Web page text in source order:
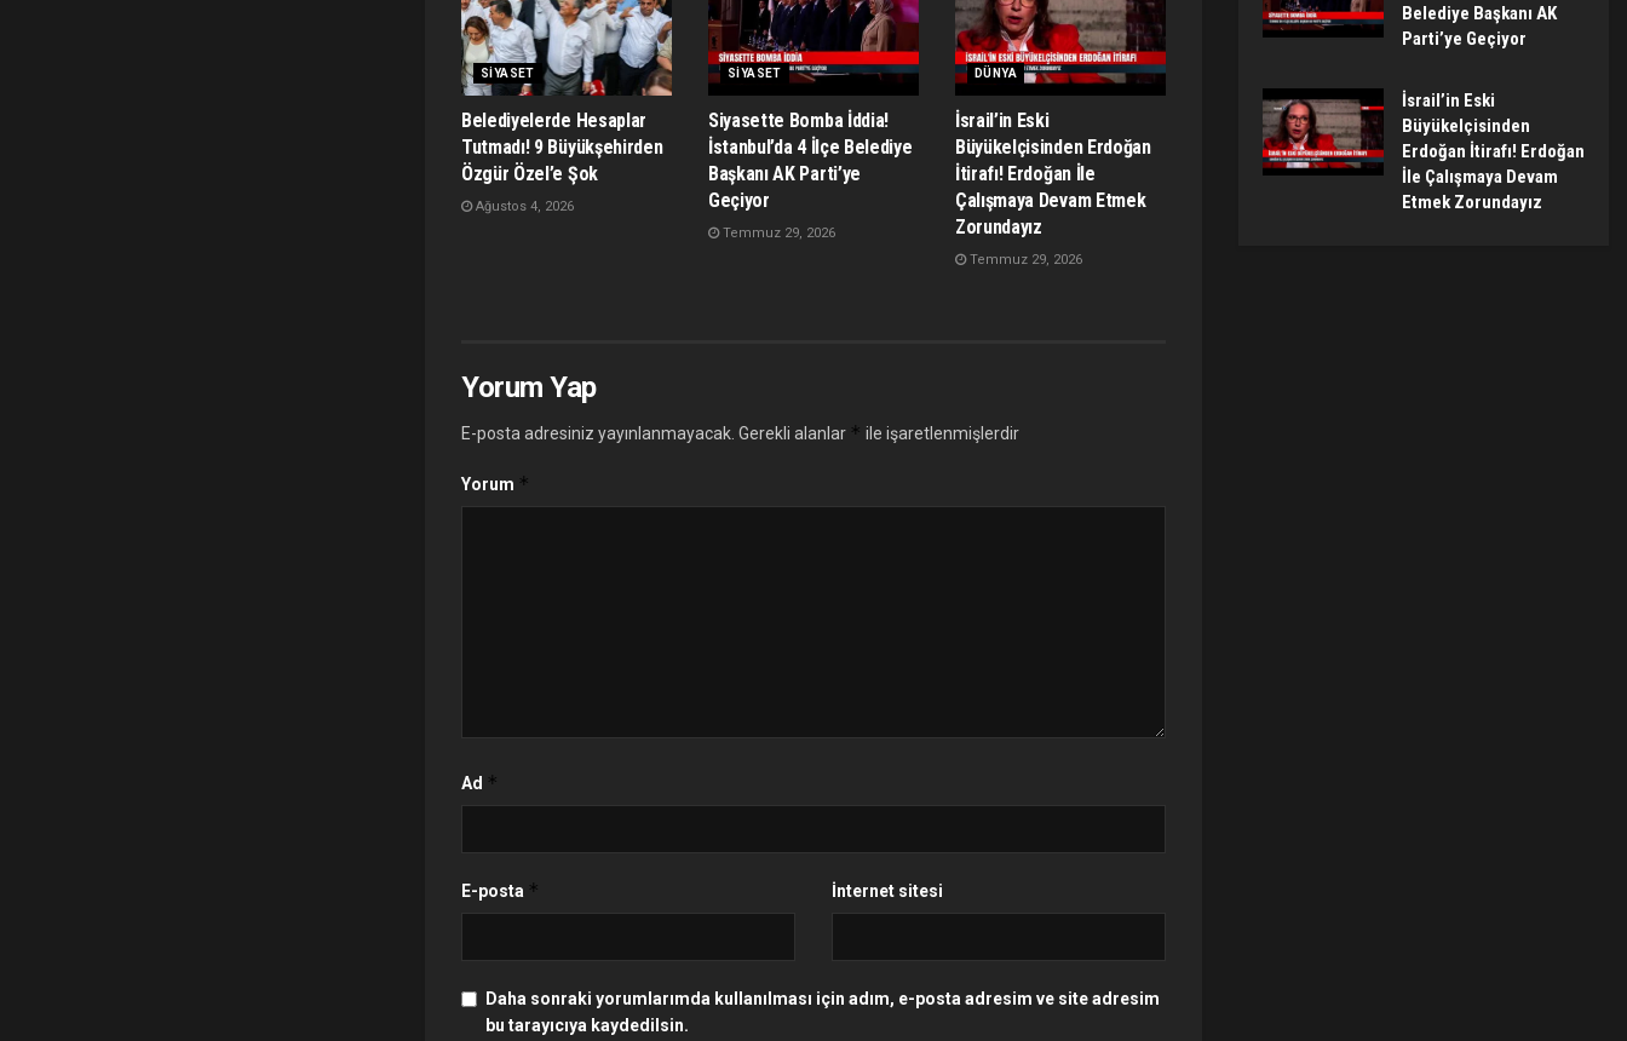
SIYASET
Belediyelerde Hesaplar
Tutmadı! 9 Büyükşehirden
Özgür Özel’e Şok
Ağustos 4, 2026
SIYASET
Siyasette Bomba İddia!
İstanbul’da 4 İlçe Belediye
Başkanı AK Parti’ye
Geçiyor
Temmuz 29, 2026
DÜNYA
İsrail’in Eski
Büyükelçisinden Erdoğan
İtirafı! Erdoğan İle
Çalışmaya Devam Etmek
Zorundayız
Temmuz 29, 2026
Yorum Yap
E-posta adresiniz yayınlanmayacak. Gerekli alanlar * ile işaretlenmişlerdir
Yorum *
Ad *
E-posta * İnternet sitesi
Daha sonraki yorumlarımda kullanılması için adım, e-posta adresim ve site adresim
bu tarayıcıya kaydedilsin.
Belediye Başkanı AK
Parti’ye Geçiyor
İsrail’in Eski
Büyükelçisinden
Erdoğan İtirafı! Erdoğan
İle Çalışmaya Devam
Etmek Zorundayız